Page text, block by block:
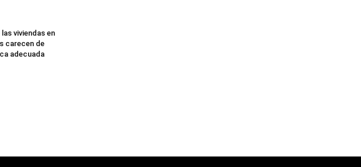
viviendas en
carecen de
adecuada